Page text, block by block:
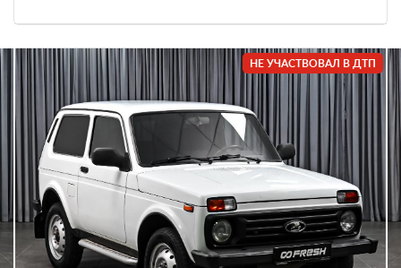
НЕ УЧАСТВОВАЛ В ДТП